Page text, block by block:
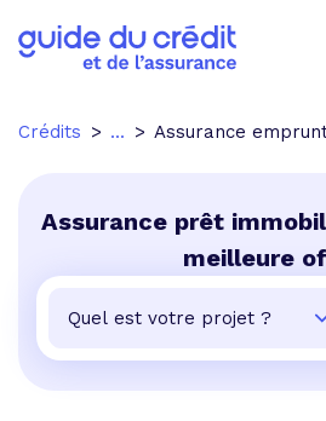
Crédits ... Assurance
Assurance prêt
meilleure